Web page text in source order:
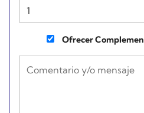
Ofrecer